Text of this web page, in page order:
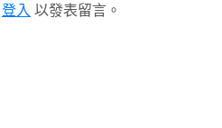
登入 以發表留言。